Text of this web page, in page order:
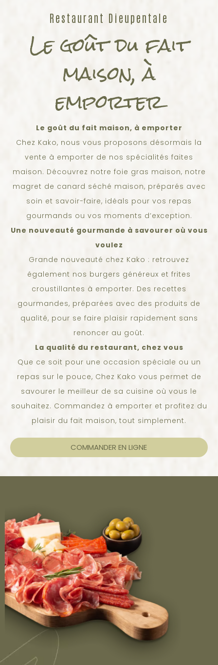
Restaurant Dieupentale
Le goût du fait
maison, à
emporter
Le goût du fait maison, à emporter
Chez Kako, nous vous proposons désormais la
vente à emporter de nos spécialités faites
maison. Découvrez notre foie gras maison, notre
magret de canard séché maison, préparés avec
soin et savoir-faire, idéals pour vos repas
gourmands ou vos moments d’exception.
Une nouveauté gourmande à savourer où vous
voulez
Grande nouveauté chez Kako : retrouvez
également nos burgers généreux et frites
croustillantes à emporter. Des recettes
gourmandes, préparées avec des produits de
qualité, pour se faire plaisir rapidement sans
renoncer au goût.
La qualité du restaurant, chez vous
Que ce soit pour une occasion spéciale ou un
repas sur le pouce, Chez Kako vous permet de
savourer le meilleur de sa cuisine où vous le
souhaitez. Commandez à emporter et profitez du
plaisir du fait maison, tout simplement.
COMMANDER EN LIGNE